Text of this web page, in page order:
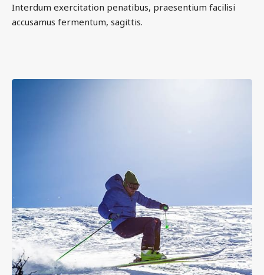
Interdum exercitation penatibus, praesentium facilisi
accusamus fermentum, sagittis.